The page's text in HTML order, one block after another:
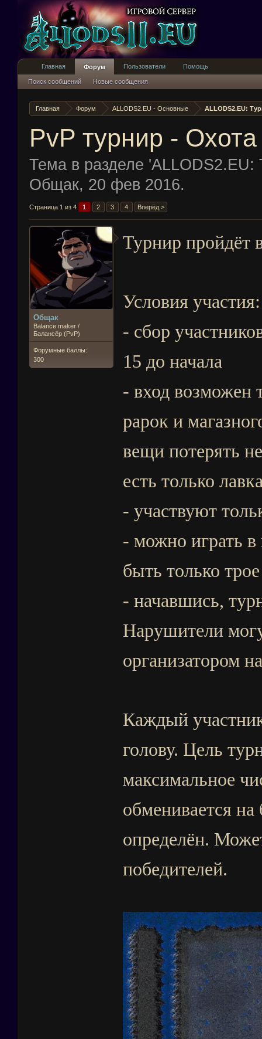
Главная Форум ALLODS2.EU - Основные ALLODS2.EU:
PvP турнир -
Тема в разделе 'ALLODS2.EU:
Общак, 20 фев 2016.
Страница 1 из 4 1 2 3 4 Вперёд >
Общак
Balance maker /
Балансёр (PvP)
Форумные баллы:
300
Турнир пройдёт
Условия участия:
- сбор
15 до начала
- вход возможен
рарок и
вещи потерять
есть только
- участвуют
- можно играть
быть только трое
- начавшись,
Нарушители
организатором
Каждый
голову. Цель
максимальное
обменивается
определён.
победителей.
Главная Форум
Поиск сообщений Новые сообщения
Пользователи Помощь